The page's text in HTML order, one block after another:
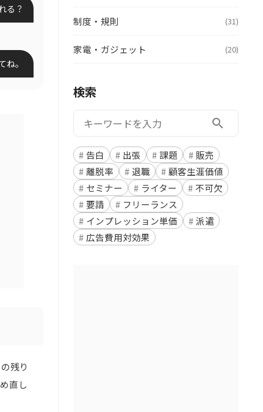
る？
。
残り
直し
制度・規則 (31)
家電・ガジェット (20)
検索
検索: search
告白 出張 課題
販売
離脱率
退職
顧客生涯価値
セミナー
ライター
不可欠
要請
フリーランス
インプレッション単価
派遣
広告費用対効果